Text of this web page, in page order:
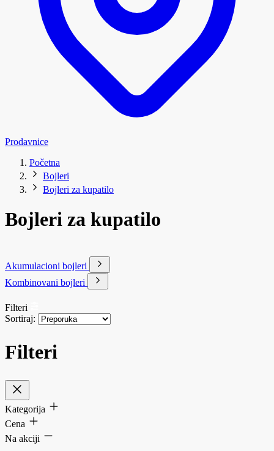
Prodavnice
Početna
Bojleri
Bojleri za kupatilo
Bojleri za kupatilo
Akumulacioni bojleri
Kombinovani bojleri
Filteri
Sortiraj:
Filteri
Kategorija
Cena
Na akciji